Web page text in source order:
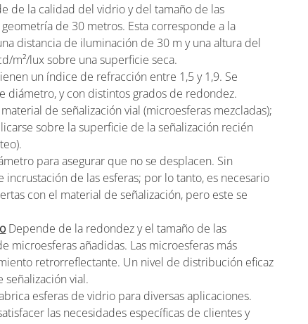
de la calidad del vidrio y del tamaño de las
de 30 metros. Esta corresponde a la
distancia de iluminación de 30 m y una altura del
m²/lux sobre una superficie seca.
un índice de refracción entre 1,5 y 1,9. Se
diámetro, y con distintos grados de redondez.
de señalización vial (microesferas mezcladas);
sobre la superficie de la señalización recién
para asegurar que no se desplacen. Sin
de las esferas; por lo tanto, es necesario
con el material de señalización, pero este se
Depende de la redondez y el tamaño de las
microesferas añadidas. Las microesferas más
retrorreflectante. Un nivel de distribución eficaz
vial.
esferas de vidrio para diversas aplicaciones.
las necesidades específicas de clientes y